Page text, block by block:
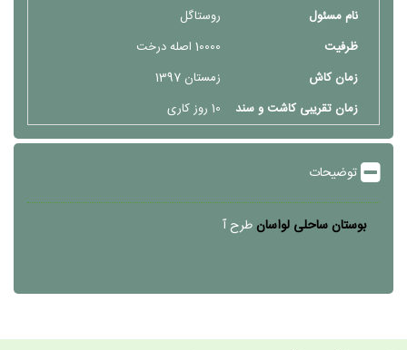
نام مسئول
روستاگل
ظرفیت
10000 اصله درخت
زمان کاش
زمستان 1397
زمان تقریبی کاشت و سند
10 روز کاری
توضیحات
بوستان ساحلی لواسان طرح آ